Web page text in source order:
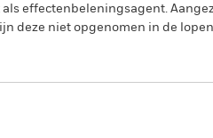
effectenbeleningsagent.
deze niet opgenomen in de